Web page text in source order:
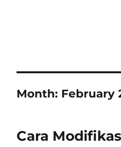
Month: February
Cara